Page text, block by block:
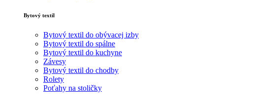
Bytový textil
Bytový textil do obývacej izby
Bytový textil do spálne
Bytový textil do kuchyne
Závesy
Bytový textil do chodby
Rolety
Poťahy na stoličky